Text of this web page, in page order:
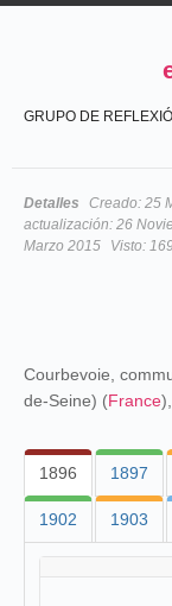
GRUPO DE
Detalles Creado: 25
actualización: 26
Marzo 2015
Visto:
Courbevoie,
de-Seine) (France
1896 1897
1902 1903